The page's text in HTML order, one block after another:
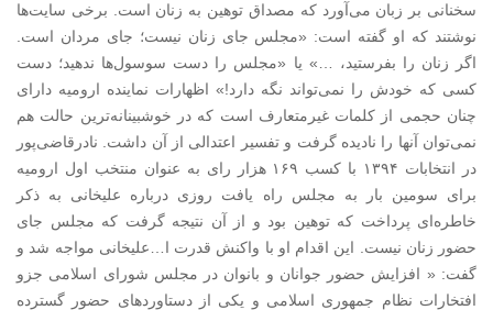
سخنانی بر زبان می‌آورد که مصداق توهین به زنان است. برخی سایت‌ها
نوشتند که او گفته است: «مجلس جای زنان نیست؛ جای مردان است.
اگر زنان را بفرستید، …» یا «مجلس را دست سوسول‌ها ندهید؛ دست
کسی که خودش را نمی‌تواند نگه دارد!» اظهارات نماینده ارومیه دارای
چنان حجمی از کلمات غیرمتعارف است که در خوشبینانه‌ترین حالت هم
نمی‌توان آنها را نادیده گرفت و تفسیر اعتدالی از آن داشت. نادرقاضی‌پور
در انتخابات ۱۳۹۴ با کسب ۱۶۹ هزار رای به عنوان منتخب اول ارومیه
برای سومین بار به مجلس راه یافت روزی درباره علیخانی به ذکر
خاطره‌ای پرداخت که توهین بود و از آن نتیجه گرفت که مجلس جای
حضور زنان نیست. این اقدام او با واکنش قدرت ا…علیخانی مواجه شد و
گفت: « افزایش حضور جوانان و بانوان در مجلس شورای اسلامی جزو
افتخارات نظام جمهوری اسلامی و یکی از دستاوردهای حضور گسترده